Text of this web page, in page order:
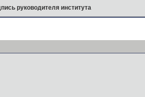
руководителя института